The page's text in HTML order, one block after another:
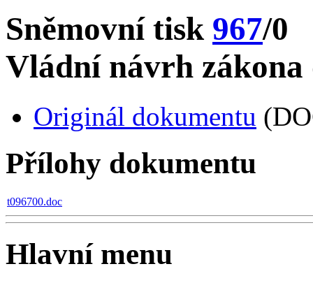
Sněmovní tisk 967/0
Vládní návrh
Originál dokumentu
Přílohy dokumentu
t096700.doc
Hlavní menu